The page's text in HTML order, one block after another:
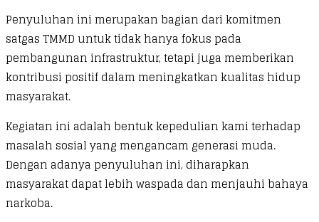
Penyuluhan ini merupakan bagian dari komitmen
satgas TMMD untuk tidak hanya fokus pada
pembangunan infrastruktur, tetapi juga memberikan
kontribusi positif dalam meningkatkan kualitas hidup
masyarakat.
Kegiatan ini adalah bentuk kepedulian kami terhadap
masalah sosial yang mengancam generasi muda.
Dengan adanya penyuluhan ini, diharapkan
masyarakat dapat lebih waspada dan menjauhi bahaya
narkoba.